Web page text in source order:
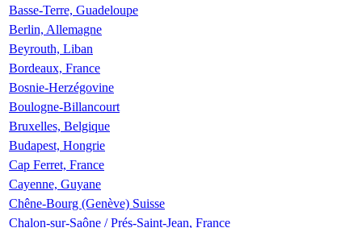
Basse-Terre, Guadeloupe
Berlin, Allemagne
Beyrouth, Liban
Bordeaux, France
Bosnie-Herzégovine
Boulogne-Billancourt
Bruxelles, Belgique
Budapest, Hongrie
Cap Ferret, France
Cayenne, Guyane
Chêne-Bourg (Genève) Suisse
Chalon-sur-Saône / Prés-Saint-Jean, France